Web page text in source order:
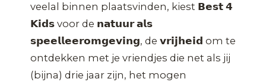
veelal binnen plaatsvinden, kiest 𝗕𝗲𝘀𝘁 𝟰
𝗞𝗶𝗱𝘀 voor de 𝗻𝗮𝘁𝘂𝘂𝗿 𝗮𝗹𝘀
𝘀𝗽𝗲𝗲𝗹𝗹𝗲𝗲𝗿𝗼𝗺𝗴𝗲𝘃𝗶𝗻𝗴, de 𝘃𝗿𝗶𝗷𝗵𝗲𝗶𝗱 om te
ontdekken met je vriendjes die net als jij
(bijna) drie jaar zijn, het mogen